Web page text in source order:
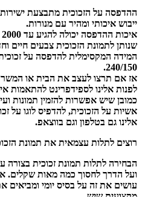
ההדפסה על הזכוכית מתבצעת ישירות
ייבוש איכותי ומהיר עם מנורות.
שנותן לתמונת הזכוכית צבעים חיים
המידה המקסימלית להדפסה על
240/150.
אז אם תרצו לעצב את הבית או
לפנות אלינו לספידפרינט להתאמות
כמובן שיש אפשרות להזמין תמונות
אשיות על הזכוכית, להדפיס לוגו על
אלינו גם בטלפון וגם בווצאפ.
רוצים לתלות עצמאית את תמונת
הבחירה לתלות תמונת זכוכית בצורה
ועל הדרך לחסוך כמה מאות שקלים.
עושים את זה על בסיס יומי ומביאים